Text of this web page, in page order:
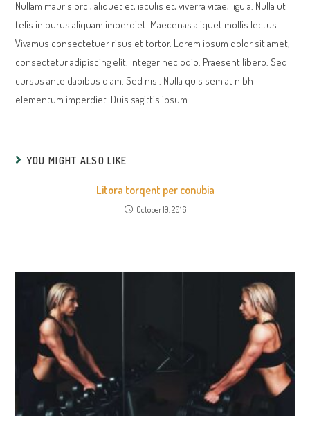
Nullam mauris orci, aliquet et, iaculis et, viverra vitae, ligula. Nulla ut
felis in purus aliquam imperdiet. Maecenas aliquet mollis lectus.
Vivamus consectetuer risus et tortor. Lorem ipsum dolor sit amet,
consectetur adipiscing elit. Integer nec odio. Praesent libero. Sed
cursus ante dapibus diam. Sed nisi. Nulla quis sem at nibh
elementum imperdiet. Duis sagittis ipsum.
YOU MIGHT ALSO LIKE
Litora torqent per conubia
October 19, 2016